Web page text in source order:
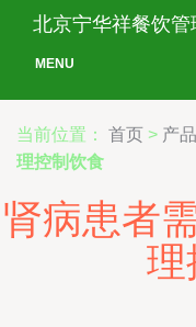
北京宁华祥餐饮管
MENU
当前位置： 首页 > 产
理控制饮食
肾病患者
理